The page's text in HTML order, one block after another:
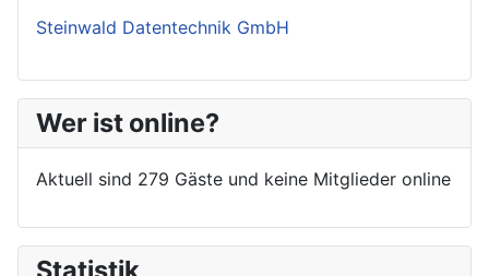
Steinwald Datentechnik GmbH
Wer ist online?
Aktuell sind 279 Gäste und keine Mitglieder online